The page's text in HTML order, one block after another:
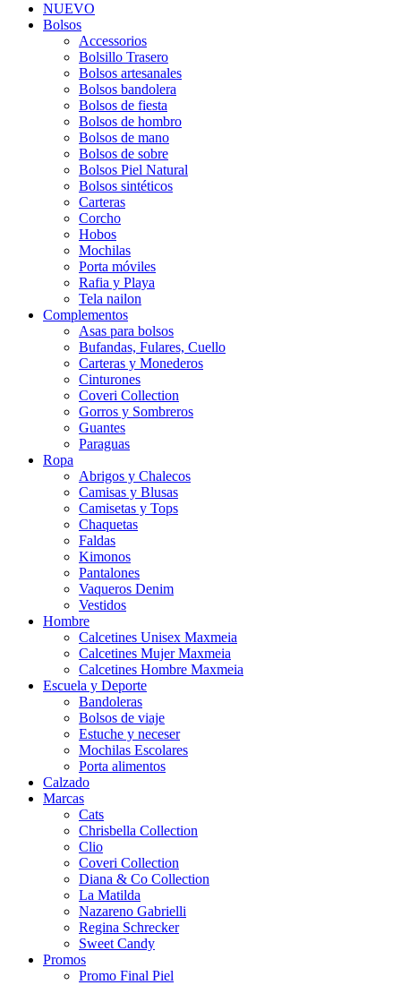
NUEVO
Bolsos
Accessorios
Bolsillo Trasero
Bolsos artesanales
Bolsos bandolera
Bolsos de fiesta
Bolsos de hombro
Bolsos de mano
Bolsos de sobre
Bolsos Piel Natural
Bolsos sintéticos
Carteras
Corcho
Hobos
Mochilas
Porta móviles
Rafia y Playa
Tela nailon
Complementos
Asas para bolsos
Bufandas, Fulares, Cuello
Carteras y Monederos
Cinturones
Coveri Collection
Gorros y Sombreros
Guantes
Paraguas
Ropa
Abrigos y Chalecos
Camisas y Blusas
Camisetas y Tops
Chaquetas
Faldas
Kimonos
Pantalones
Vaqueros Denim
Vestidos
Hombre
Calcetines Unisex Maxmeia
Calcetines Mujer Maxmeia
Calcetines Hombre Maxmeia
Escuela y Deporte
Bandoleras
Bolsos de viaje
Estuche y neceser
Mochilas Escolares
Porta alimentos
Calzado
Marcas
Cats
Chrisbella Collection
Clio
Coveri Collection
Diana & Co Collection
La Matilda
Nazareno Gabrielli
Regina Schrecker
Sweet Candy
Promos
Promo Final Piel